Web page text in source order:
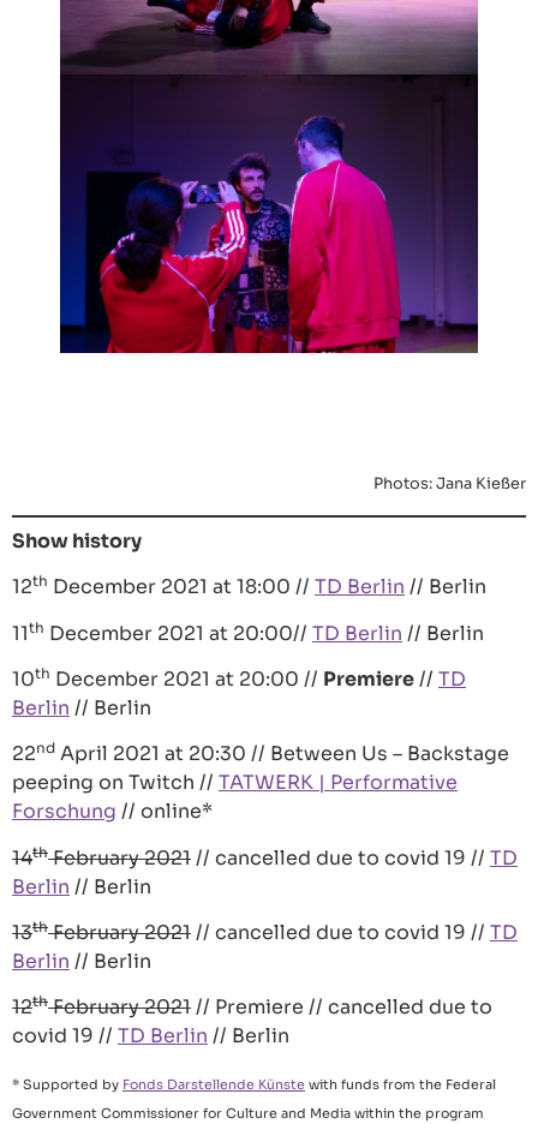
Photos: Jana Kießer
Show history
12th December 2021 at 18:00 // TD Berlin // Berlin
11th December 2021 at 20:00// TD Berlin // Berlin
10th December 2021 at 20:00 // Premiere// TD
Berlin // Berlin
22nd April 2021 at 20:30 // Between Us – Backstage
peeping on Twitch // TATWERK | Performative
Forschung // online*
14thFebruary 2021// cancelled due to covid 19 // TD
Berlin // Berlin
13thFebruary 2021// cancelled due to covid 19 // TD
Berlin // Berlin
12thFebruary 2021// Premiere // cancelled due to
covid 19 // TD Berlin // Berlin
* Supported by Fonds Darstellende Künste with funds from the Federal
Government Commissioner for Culture and Media within the program